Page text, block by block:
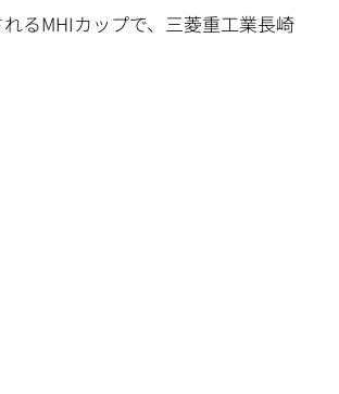
るMHIカップで、三菱重工業長崎